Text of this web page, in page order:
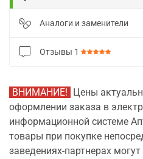
Аналоги и заменители
Отзывы 1
ВНИМАНИЕ! Цены
оформлении заказа в
информационной системе
товары при покупке
заведениях-партнерах